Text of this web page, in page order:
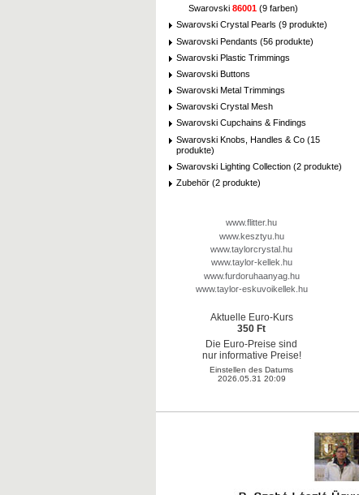
Swarovski 86001 (9 farben)
Swarovski Crystal Pearls (9 produkte)
Swarovski Pendants (56 produkte)
Swarovski Plastic Trimmings
Swarovski Buttons
Swarovski Metal Trimmings
Swarovski Crystal Mesh
Swarovski Cupchains & Findings
Swarovski Knobs, Handles & Co (15
produkte)
Swarovski Lighting Collection (2 produkte)
Zubehör (2 produkte)
www.flitter.hu
www.kesztyu.hu
www.taylorcrystal.hu
www.taylor-kellek.hu
www.furdoruhaanyag.hu
www.taylor-eskuvoikellek.hu
Aktuelle Euro-Kurs
350 Ft
Die Euro-Preise sind
nur informative Preise!
Einstellen des Datums
2026.05.31 20:09